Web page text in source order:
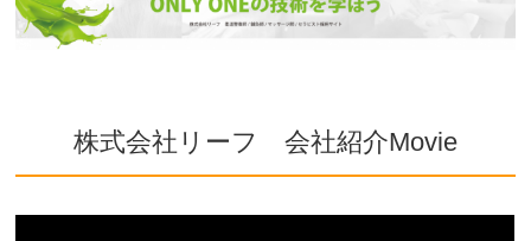
株式会社リーフ 会社紹介Movie